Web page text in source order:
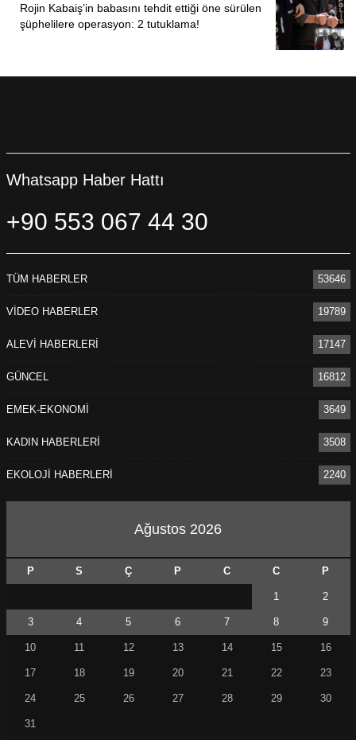
Rojin Kabaiş’in babasını tehdit ettiği öne sürülen
şüphelilere operasyon: 2 tutuklama!
Whatsapp Haber Hattı
+90 553 067 44 30
TÜM HABERLER 53646
VİDEO HABERLER 19789
ALEVİ HABERLERİ 17147
GÜNCEL 16812
EMEK-EKONOMİ 3649
KADIN HABERLERİ 3508
EKOLOJİ HABERLERİ 2240
Ağustos 2026
P S Ç P C C P
1 2
3 4 5 6 7 8 9
10 11 12 13 14 15 16
17 18 19 20 21 22 23
24 25 26 27 28 29 30
31